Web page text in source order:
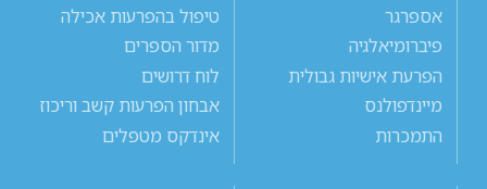
אספרגר
פיברומיאלגיה
הפרעת אישיות גבולית
מיינדפולנס
התמכרות
טיפול בהפרעות אכילה
מדור הספרים
לוח דרושים
אבחון הפרעות קשב וריכוז
אינדקס מטפלים